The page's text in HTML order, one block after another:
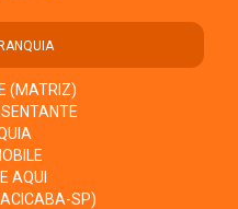
(MATRIZ)
AQUI
SP)